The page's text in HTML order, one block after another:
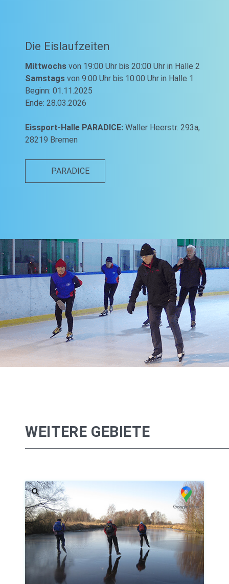
Die Eislaufzeiten
Mittwochs von 19:00 Uhr bis 20:00 Uhr in Halle 2
Samstags von 9:00 Uhr bis 10:00 Uhr in Halle 1
Beginn: 01.11.2025
Ende: 28.03.2026
Eissport-Halle PARADICE: Waller Heerstr. 293a,
28219 Bremen
PARADICE
WEITERE GEBIETE